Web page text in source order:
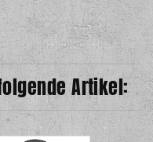
Artikel: